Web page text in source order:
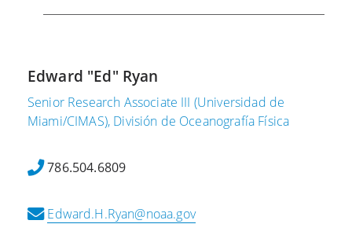
Edward "Ed" Ryan
Senior Research Associate III (Universidad de
Miami/CIMAS), División de Oceanografía Física
786.504.6809
Edward.H.Ryan@noaa.gov